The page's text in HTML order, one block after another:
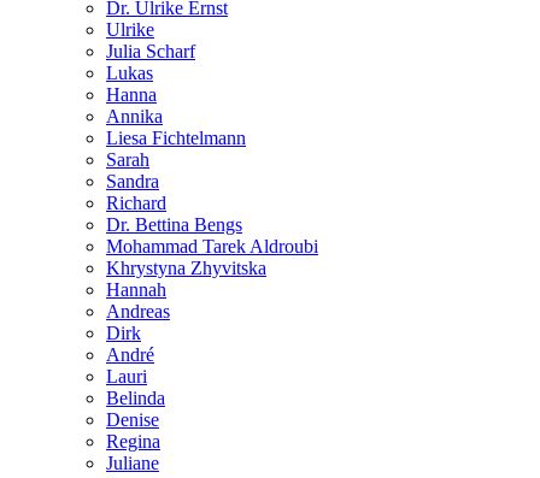
Dr. Ulrike Ernst
Ulrike
Julia Scharf
Lukas
Hanna
Annika
Liesa Fichtelmann
Sarah
Sandra
Richard
Dr. Bettina Bengs
Mohammad Tarek Aldroubi
Khrystyna Zhyvitska
Hannah
Andreas
Dirk
André
Lauri
Belinda
Denise
Regina
Juliane